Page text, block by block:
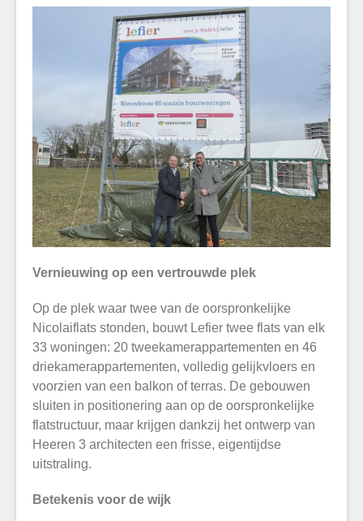
Vernieuwing op een vertrouwde plek
Op de plek waar twee van de oorspronkelijke
Nicolaiflats stonden, bouwt Lefier twee flats van elk
33 woningen: 20 tweekamerappartementen en 46
driekamerappartementen, volledig gelijkvloers en
voorzien van een balkon of terras. De gebouwen
sluiten in positionering aan op de oorspronkelijke
flatstructuur, maar krijgen dankzij het ontwerp van
Heeren 3 architecten een frisse, eigentijdse
uitstraling.
Betekenis voor de wijk